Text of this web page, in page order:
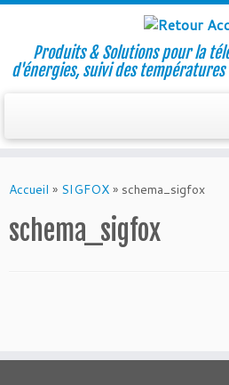
to
Produits & Solutions pour la
d'énergies, suivi des
Accueil » SIGFOX » schema_sigfox
schema_sigfox